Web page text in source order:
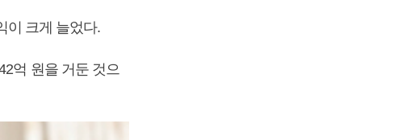
이 크게 늘었다.
억 원을 거둔 것으